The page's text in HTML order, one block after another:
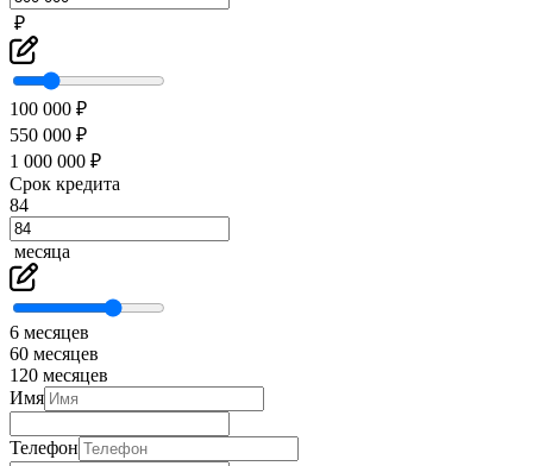
₽
100 000 ₽
550 000 ₽
1 000 000 ₽
Срок кредита
84
месяца
6 месяцев
60 месяцев
120 месяцев
Имя
Телефон